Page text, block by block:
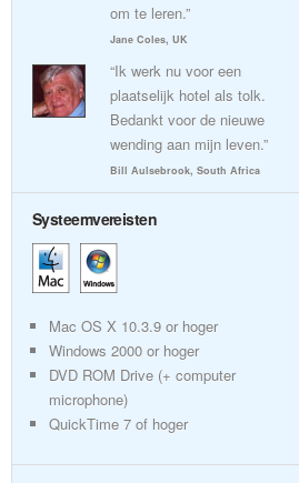
om te leren.”
Jane Coles, UK
“Ik werk nu voor een
plaatselijk hotel als tolk.
Bedankt voor de nieuwe
wending aan mijn leven.”
Bill Aulsebrook, South Africa
Systeemvereisten
Mac OS X 10.3.9 or hoger
Windows 2000 or hoger
DVD ROM Drive (+ computer
microphone)
QuickTime 7 of hoger